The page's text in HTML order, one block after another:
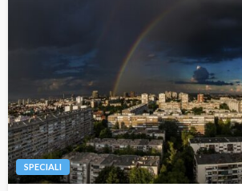
SPECIALI